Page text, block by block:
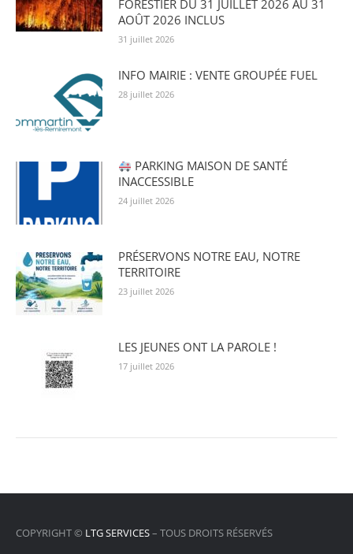
FORESTIER DU 31 JUILLET 2026 AU 31
AOÛT 2026 INCLUS
31 juillet 2026
INFO MAIRIE : VENTE GROUPÉE FUEL
28 juillet 2026
PARKING MAISON DE SANTÉ
INACCESSIBLE
24 juillet 2026
PRÉSERVONS NOTRE EAU, NOTRE
TERRITOIRE
23 juillet 2026
LES JEUNES ONT LA PAROLE !
17 juillet 2026
COPYRIGHT © LTG SERVICES– TOUS DROITS RÉSERVÉS